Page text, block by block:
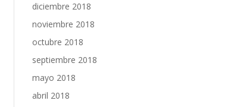
diciembre 2018
noviembre 2018
octubre 2018
septiembre 2018
mayo 2018
abril 2018